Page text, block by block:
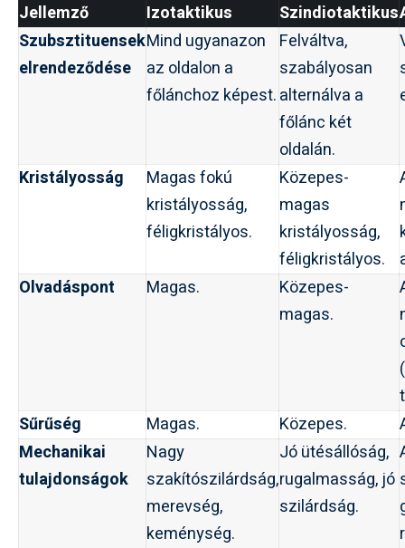
Jellemző
Izotaktikus Szindiotaktikus
Szubsztituensek
elrendeződése
Mind ugyanazon
az oldalon a
főlánchoz képest.
Felváltva,
szabályosan
alternálva a
főlánc két
oldalán.
Kristályosság
Magas fokú
kristályosság,
féligkristályos.
Közepes-
magas
kristályosság,
féligkristályos.
Olvadáspont
Magas.
Közepes-
magas.
Sűrűség
Magas. Közepes.
Mechanikai
tulajdonságok
Nagy
szakítószilárdság,
merevség,
keménység.
Jó ütésállóság,
rugalmasság, jó
szilárdság.